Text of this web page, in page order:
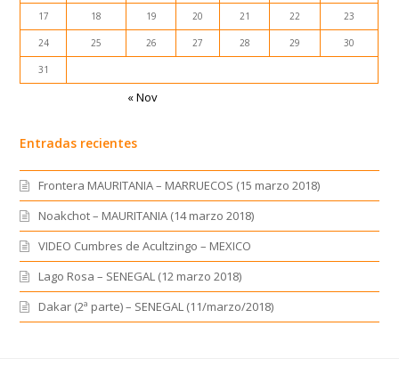
17 18 19 20 21 22 23
24 25 26 27 28 29 30
31
« Nov
Entradas recientes
Frontera MAURITANIA – MARRUECOS (15 marzo 2018)
Noakchot – MAURITANIA (14 marzo 2018)
VIDEO Cumbres de Acultzingo – MEXICO
Lago Rosa – SENEGAL (12 marzo 2018)
Dakar (2ª parte) – SENEGAL (11/marzo/2018)